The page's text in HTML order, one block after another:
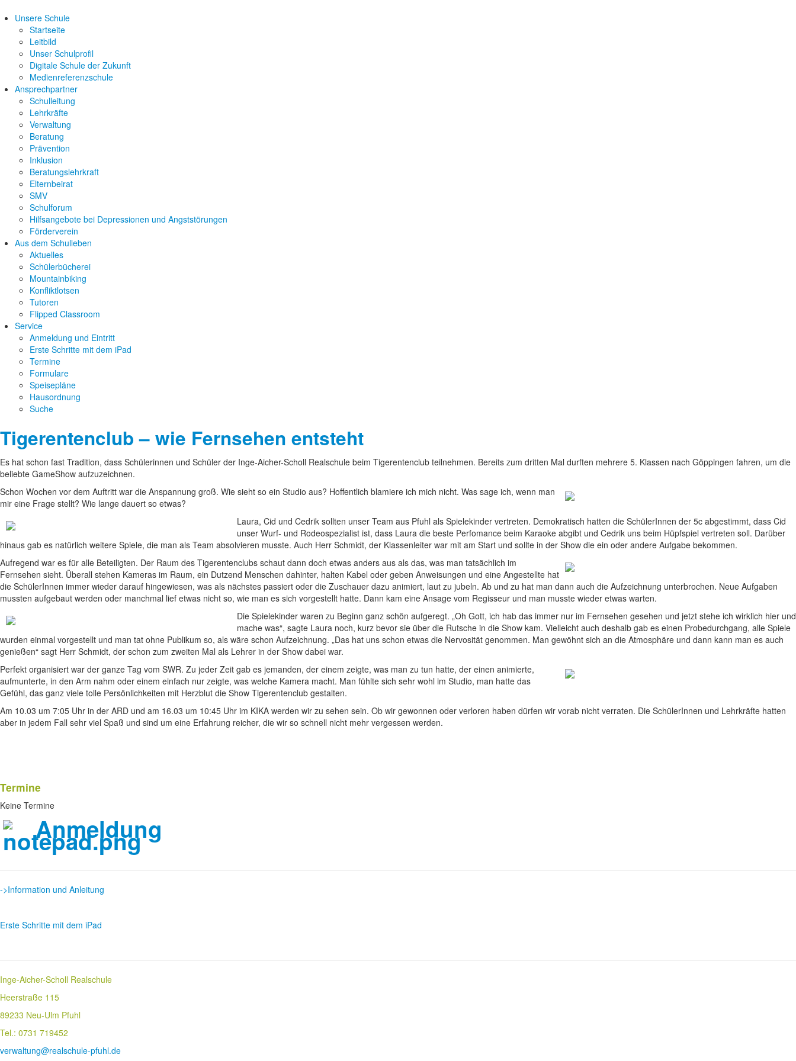
Unsere Schule
Startseite
Leitbild
Unser Schulprofil
Digitale Schule der Zukunft
Medienreferenzschule
Ansprechpartner
Schulleitung
Lehrkräfte
Verwaltung
Beratung
Prävention
Inklusion
Beratungslehrkraft
Elternbeirat
SMV
Schulforum
Hilfsangebote bei Depressionen und Angststörungen
Förderverein
Aus dem Schulleben
Aktuelles
Schülerbücherei
Mountainbiking
Konfliktlotsen
Tutoren
Flipped Classroom
Service
Anmeldung und Eintritt
Erste Schritte mit dem iPad
Termine
Formulare
Speisepläne
Hausordnung
Suche
Tigerentenclub – wie Fernsehen entsteht
Es hat schon fast Tradition, dass Schülerinnen und Schüler der Inge-Aicher-Scholl Realschule beim Tigerentenclub teilnehmen. Bereits zum dritten Mal durften mehrere 5. Klassen nach Göppingen fahren, um die
beliebte GameShow aufzuzeichnen.
Schon Wochen vor dem Auftritt war die Anspannung groß. Wie sieht so ein Studio aus? Hoffentlich blamiere ich mich nicht. Was sage ich, wenn man
mir eine Frage stellt? Wie lange dauert so etwas?
Laura, Cid und Cedrik sollten unser Team aus Pfuhl als Spielekinder vertreten. Demokratisch hatten die SchülerInnen der 5c abgestimmt, dass Cid
unser Wurf- und Rodeospezialist ist, dass Laura die beste Perfomance beim Karaoke abgibt und Cedrik uns beim Hüpfspiel vertreten soll. Darüber
hinaus gab es natürlich weitere Spiele, die man als Team absolvieren musste. Auch Herr Schmidt, der Klassenleiter war mit am Start und sollte in der Show die ein oder andere Aufgabe bekommen.
Aufregend war es für alle Beteiligten. Der Raum des Tigerentenclubs schaut dann doch etwas anders aus als das, was man tatsächlich im
Fernsehen sieht. Überall stehen Kameras im Raum, ein Dutzend Menschen dahinter, halten Kabel oder geben Anweisungen und eine Angestellte hat
die SchülerInnen immer wieder darauf hingewiesen, was als nächstes passiert oder die Zuschauer dazu animiert, laut zu jubeln. Ab und zu hat man dann auch die Aufzeichnung unterbrochen. Neue Aufgaben
mussten aufgebaut werden oder manchmal lief etwas nicht so, wie man es sich vorgestellt hatte. Dann kam eine Ansage vom Regisseur und man musste wieder etwas warten.
Die Spielekinder waren zu Beginn ganz schön aufgeregt. „Oh Gott, ich hab das immer nur im Fernsehen gesehen und jetzt stehe ich wirklich hier und
mache was“, sagte Laura noch, kurz bevor sie über die Rutsche in die Show kam. Vielleicht auch deshalb gab es einen Probedurchgang, alle Spiele
wurden einmal vorgestellt und man tat ohne Publikum so, als wäre schon Aufzeichnung. „Das hat uns schon etwas die Nervosität genommen. Man gewöhnt sich an die Atmosphäre und dann kann man es auch
genießen“ sagt Herr Schmidt, der schon zum zweiten Mal als Lehrer in der Show dabei war.
Perfekt organisiert war der ganze Tag vom SWR. Zu jeder Zeit gab es jemanden, der einem zeigte, was man zu tun hatte, der einen animierte,
aufmunterte, in den Arm nahm oder einem einfach nur zeigte, was welche Kamera macht. Man fühlte sich sehr wohl im Studio, man hatte das
Gefühl, das ganz viele tolle Persönlichkeiten mit Herzblut die Show Tigerentenclub gestalten.
Am 10.03 um 7:05 Uhr in der ARD und am 16.03 um 10:45 Uhr im KIKA werden wir zu sehen sein. Ob wir gewonnen oder verloren haben dürfen wir vorab nicht verraten. Die SchülerInnen und Lehrkräfte hatten
aber in jedem Fall sehr viel Spaß und sind um eine Erfahrung reicher, die wir so schnell nicht mehr vergessen werden.
Termine
Keine Termine
Anmeldung
->Information und Anleitung
Erste Schritte mit dem iPad
Inge-Aicher-Scholl Realschule
Heerstraße 115
89233 Neu-Ulm Pfuhl
Tel.: 0731 719452
verwaltung@realschule-pfuhl.de